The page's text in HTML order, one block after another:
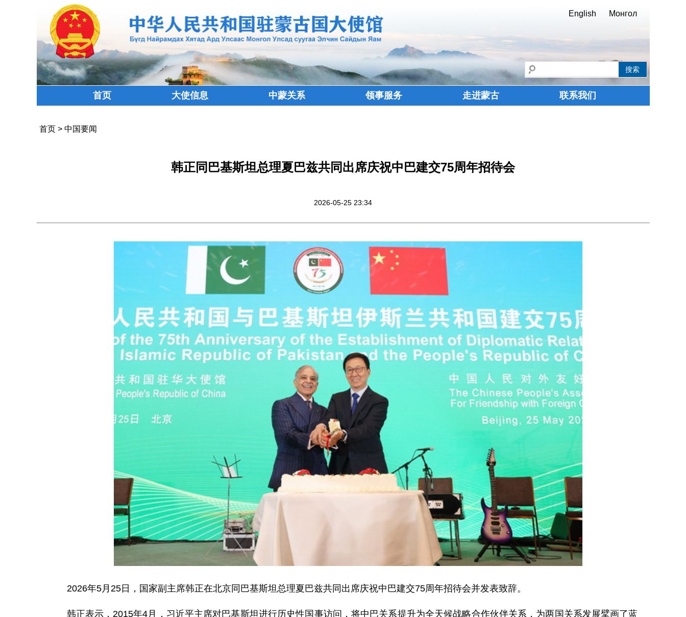
English Монгол
首页 大使信息 中蒙关系 领事服务 走进蒙古 联系我们
首页> 中国要闻
韩正同巴基斯坦总理夏巴兹共同出席庆祝中巴建交75周年招待会
2026-05-25 23:34
2026年5月25日，国家副主席韩正在北京同巴基斯坦总理夏巴兹共同出席庆祝中巴建交75周年招待会并发表致辞。
韩正表示，2015年4月，习近平主席对巴基斯坦进行历史性国事访问，将中巴关系提升为全天候战略合作伙伴关系，为两国关系发展擘画了蓝